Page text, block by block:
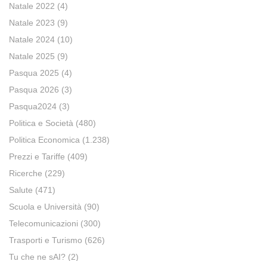
Natale 2022 (4)
Natale 2023 (9)
Natale 2024 (10)
Natale 2025 (9)
Pasqua 2025 (4)
Pasqua 2026 (3)
Pasqua2024 (3)
Politica e Società (480)
Politica Economica (1.238)
Prezzi e Tariffe (409)
Ricerche (229)
Salute (471)
Scuola e Università (90)
Telecomunicazioni (300)
Trasporti e Turismo (626)
Tu che ne sAI? (2)